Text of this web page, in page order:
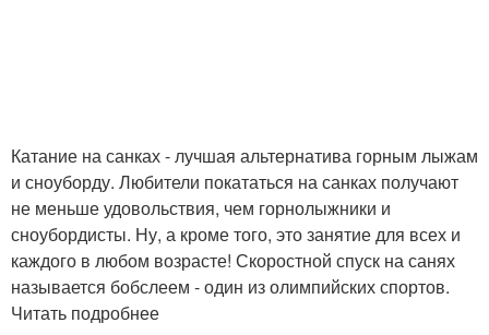
Катание на санках - лучшая альтернатива горным лыжам
и сноуборду. Любители покататься на санках получают
не меньше удовольствия, чем горнолыжники и
сноубордисты. Ну, а кроме того, это занятие для всех и
каждого в любом возрасте! Скоростной спуск на санях
называется бобслеем - один из олимпийских спортов.
Читать подробнее